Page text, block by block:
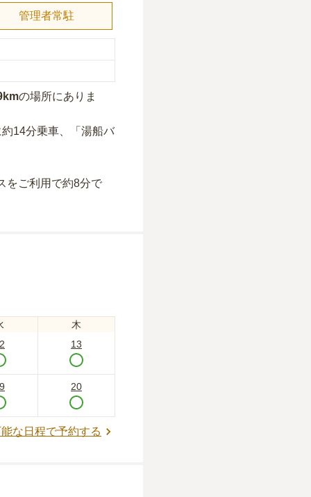
管理者常駐
の場所にあり ま
14分乗車、「湯船バ
をご利用で約8分で
木
13
20
な日程で予約する